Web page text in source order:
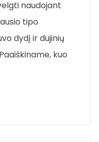
naudojant
tipo
dydį ir dujinių
kuo